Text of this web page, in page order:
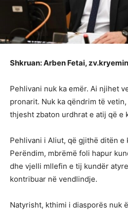
Shkruan: Arben Fetai,
Pehlivani nuk ka emër. Ai njihet
pronarit. Nuk ka qëndrim të
thjesht zbaton urdhrat e atij që e
Pehlivani i Aliut, që gjithë ditën e
Perëndim, mbrëmë foli hapur
dhe vjelli mllefin e tij kundër
kontribuar në vendlindje.
Natyrisht, kthimi i diasporës nuk